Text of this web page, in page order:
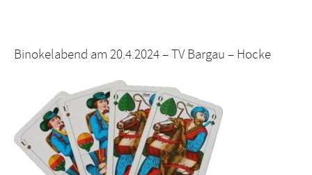
Binokelabend am 20.4.2024 – TV Bargau – Hocke